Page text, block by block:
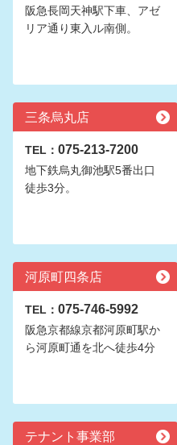
阪急長岡天神駅下車、アゼ
リア通り東入ル南側。
三条烏丸店
TEL： 075-213-7200
地下鉄烏丸御池駅5番出口
徒歩3分。
河原町四条店
TEL： 075-746-5992
阪急京都線京都河原町駅か
ら河原町通を北へ徒歩4分
テナント事業部